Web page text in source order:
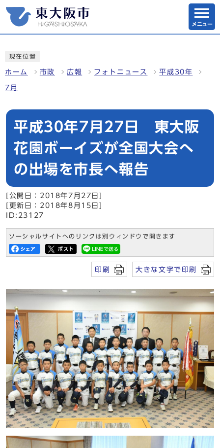
メニュー
現在位置
ホーム 市政 広報 フォトニュース 平成30年
7月
平成30年7月27日 東大阪
花園ボーイズが全国大会へ
の出場を市長へ報告
[公開日：2018年7月27日]
[更新日：2018年8月15日]
ID:23127
ソーシャルサイトへのリンクは別ウィンドウで開きます
印刷 大きな文字で印刷